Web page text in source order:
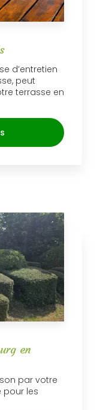
d’entretien
peut
terrasse en
en
par votre
pour les